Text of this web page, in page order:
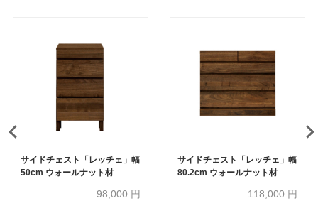
サイドチェスト「レッチェ」幅
50cm ウォールナット材
98,000 円
サイドチェスト「レッチェ」幅
80.2cm ウォールナット材
118,000 円